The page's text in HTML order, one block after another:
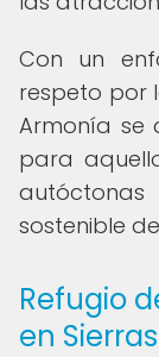
Con un
respeto por
Armonía se
para
sostenible
Refugio
en